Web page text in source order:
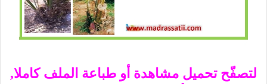
لتصفّح تحميل مشاهدة أو طباعة الملف كاملا,